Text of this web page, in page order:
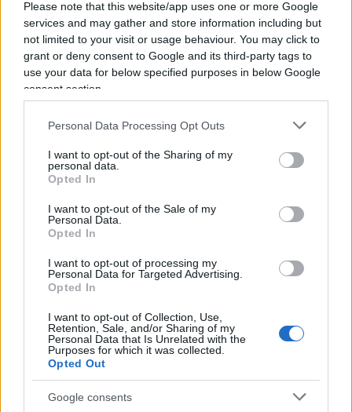
Please note that this website/app uses one or more Google
services and may gather and store information including but
not limited to your visit or usage behaviour. You may click to
grant or deny consent to Google and its third-party tags to
use your data for below specified purposes in below Google
consent section.
Personal Data Processing Opt Outs
I want to opt-out of the Sharing of my
personal data.
Opted In
I want to opt-out of the Sale of my
Personal Data.
Opted In
I want to opt-out of processing my
Personal Data for Targeted Advertising.
Opted In
I want to opt-out of Collection, Use,
Retention, Sale, and/or Sharing of my
Personal Data that Is Unrelated with the
Purposes for which it was collected.
Opted Out
Google consents
l’errore dall’illecito e più comprensibile persino ai
cittadini.
Perché chi amministra in buona fede deve poter
firmare senza paura.Ma chi paga le tasse deve
poter dormire altrettanto tranquillo
, sapendo
che qualcuno continua a controllare come
vengono spesi i suoi soldi. Machiavelli,
probabilmente, avrebbe capito anche questo.